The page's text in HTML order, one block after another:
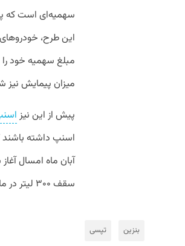
سهمیه‌ای است که
این طرح،
مبلغ سهمیه خود را
میزان پیمایش نیز
پیش از این نیز
آبان ماه امسال
سقف ۳۰۰ لیتر در ماه است.
بنزین تپسی